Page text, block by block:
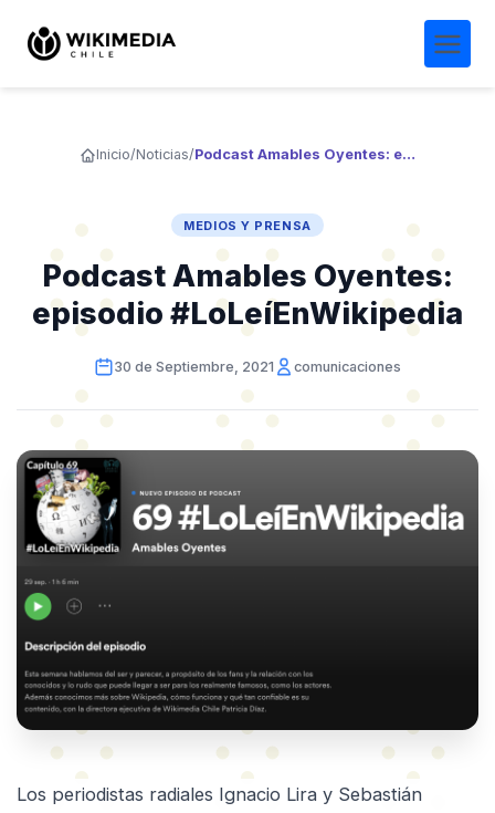
Inicio/Noticias/ Podcast Amables Oyentes: episodio #LoLeíEnWikipedia
MEDIOS Y PRENSA
Podcast Amables Oyentes:
episodio #LoLeíEnWikipedia
30 de Septiembre, 2021 comunicaciones
Los periodistas radiales Ignacio Lira y Sebastián